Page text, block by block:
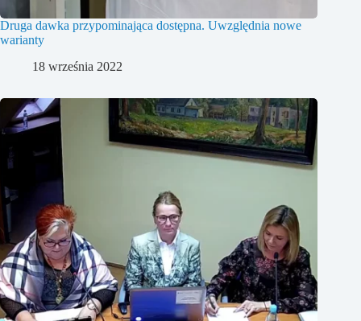
Druga dawka przypominająca dostępna. Uwzględnia nowe
warianty
18 września 2022